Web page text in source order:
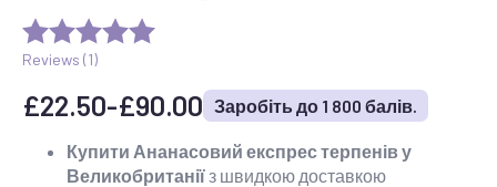
Reviews (1)
£22.50-£90.00
Діапазон
цін:
Заробіть до 1 800 балів.
Купити Ананасовий експрес терпенів у
Великобританіїз швидкою доставкою